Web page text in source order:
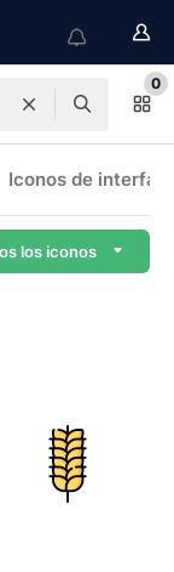
0
Iconos de interfaz
los iconos